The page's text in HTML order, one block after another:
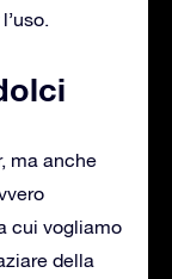
ma anche
cui vogliamo
della